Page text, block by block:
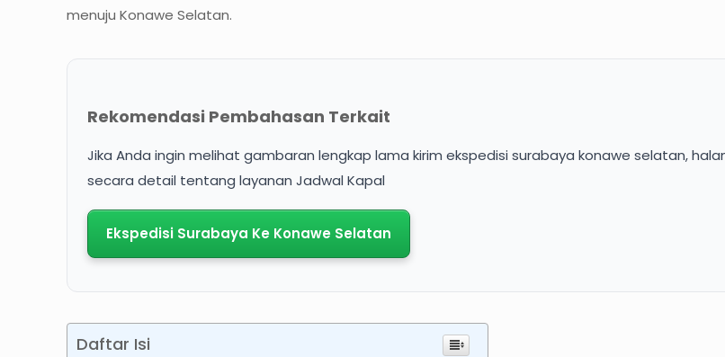
menuju Konawe Selatan.
Rekomendasi Pembahasan Terkait
Jika Anda ingin melihat gambaran lengkap lama kirim ekspedisi surabaya konawe selatan,
secara detail tentang layanan Jadwal Kapal
Ekspedisi Surabaya Ke Konawe Selatan
Daftar Isi